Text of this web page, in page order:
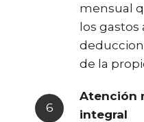
mensual
los gastos
de la
Atención
integral